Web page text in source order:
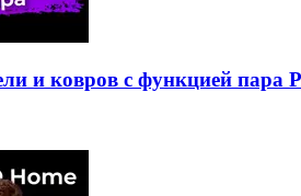
и ковров с функцией пара